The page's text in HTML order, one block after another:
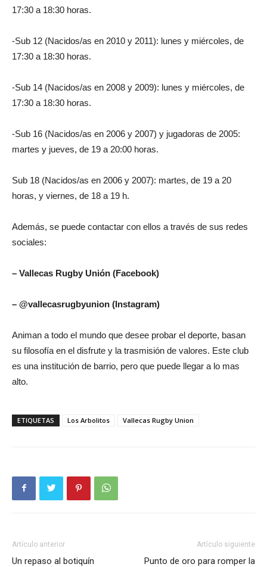
17:30 a 18:30 horas.
-Sub 12 (Nacidos/as en 2010 y 2011): lunes y miércoles, de
17:30 a 18:30 horas.
-Sub 14 (Nacidos/as en 2008 y 2009): lunes y miércoles, de
17:30 a 18:30 horas.
-Sub 16 (Nacidos/as en 2006 y 2007) y jugadoras de 2005:
martes y jueves, de 19 a 20:00 horas.
Sub 18 (Nacidos/as en 2006 y 2007): martes, de 19 a 20
horas, y viernes, de 18 a 19 h.
Además, se puede contactar con ellos a través de sus redes
sociales:
– Vallecas Rugby Unión (Facebook)
– @vallecasrugbyunion (Instagram)
Animan a todo el mundo que desee probar el deporte, basan
su filosofía en el disfrute y la trasmisión de valores. Este club
es una institución de barrio, pero que puede llegar a lo mas
alto.
ETIQUETAS Los Arbolitos Vallecas Rugby Union
Artículo anterior
Un repaso al botiquín
Artículo siguiente
Punto de oro para romper la